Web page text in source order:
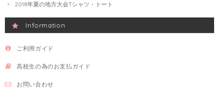
2018年夏の地方大会Tシャツ・トート
Information
ご利用ガイド
高校生の為のお支払ガイド
お問い合わせ